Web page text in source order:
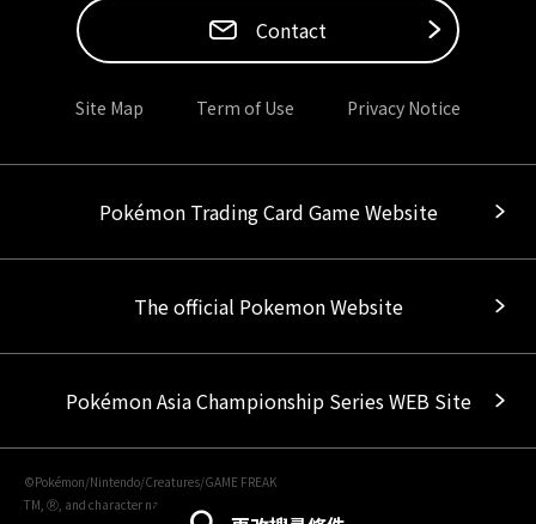
Contact
Site Map Term of Use Privacy Notice
Pokémon Trading Card Game Website
The official Pokemon Website
Pokémon Asia Championship Series WEB Site
©Pokémon/Nintendo/Creatures/GAME FREAK
TM, Ⓡ, and character names are trademarks of Nintendo.